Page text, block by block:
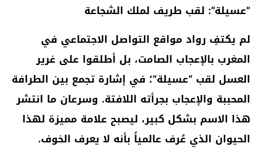
​”عسيلة”: لقب طريف لملك الشجاعة
​لم يكتفِ رواد مواقع التواصل الاجتماعي في
المغرب بالإعجاب الصامت، بل أطلقوا على غرير
العسل لقب “عسيلة”؛ في إشارة تجمع بين الطرافة
المحببة والإعجاب بجرأته اللافتة. وسرعان ما انتشر
هذا الاسم بشكل كبير، ليصبح علامة مميزة لهذا
الحيوان الذي عُرف عالمياً بأنه لا يعرف الخوف.